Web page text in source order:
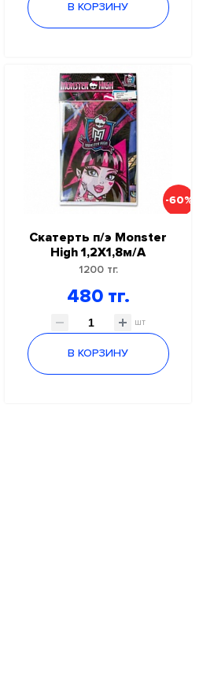
В КОРЗИНУ
-60%
Скатерть п/э Monster
High 1,2Х1,8м/А
1200 тг.
480 тг.
шт
В КОРЗИНУ